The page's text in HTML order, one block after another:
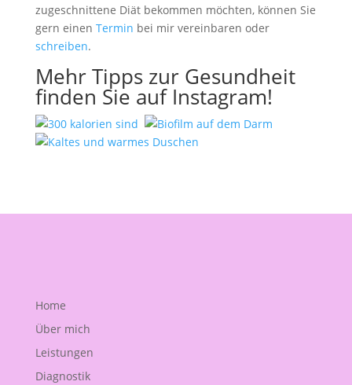
zugeschnittene Diät bekommen möchten, können Sie
gern einen Termin bei mir vereinbaren oder
schreiben.
Mehr Tipps zur Gesundheit
finden Sie auf Instagram!
Home
Über mich
Leistungen
Diagnostik